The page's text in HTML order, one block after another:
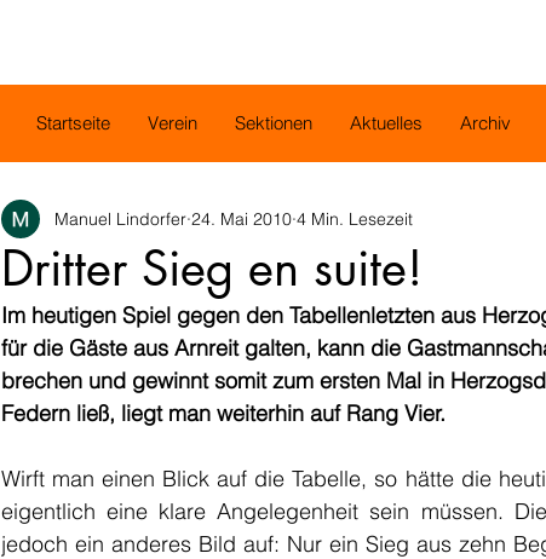
Startseite Verein Sektionen Aktuelles Archiv
Dritter Sieg en suite!
Manuel Lindorfer 24. Mai 2010 4 Min. Lesezeit
Im heutigen Spiel gegen den Tabellenletzten aus
für die Gäste aus Arnreit galten, kann die
brechen und gewinnt somit zum ersten Mal in
Federn ließ, liegt man weiterhin auf Rang Vier.
Wirft man einen Blick auf die Tabelle, so hätte die
eigentlich eine klare Angelegenheit sein müssen.
jedoch ein anderes Bild auf: Nur ein Sieg aus zehn